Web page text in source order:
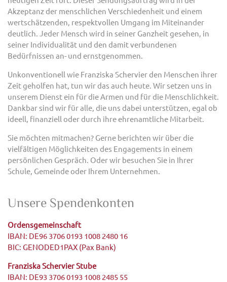
Akzeptanz der menschlichen Verschiedenheit und einem
wertschätzenden, respektvollen Umgang im Miteinander
deutlich. Jeder Mensch wird in seiner Ganzheit gesehen, in
seiner Individualität und den damit verbundenen
Bedürfnissen an- und ernstgenommen.
Unkonventionell wie Franziska Schervier den Menschen ihrer
Zeit geholfen hat, tun wir das auch heute. Wir setzen uns in
unserem Dienst ein für die Armen und für die Menschlichkeit.
Dankbar sind wir für alle, die uns dabei unterstützen, egal ob
ideell, finanziell oder durch ihre ehrenamtliche Mitarbeit.
Sie möchten mitmachen? Gerne berichten wir über die
vielfältigen Möglichkeiten des Engagements in einem
persönlichen Gespräch. Oder wir besuchen Sie in Ihrer
Schule, Gemeinde oder Ihrem Unternehmen.
Unsere Spendenkonten
Ordensgemeinschaft
IBAN: DE96 3706 0193 1008 2480 16
BIC: GENODED1PAX (Pax Bank)
Franziska Schervier Stube
IBAN: DE93 3706 0193 1008 2485 55